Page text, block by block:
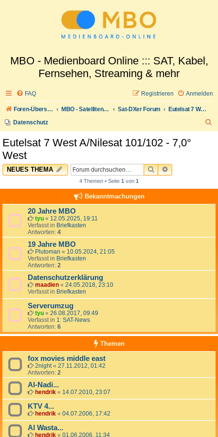
MBO - Medienboard Online ::: SAT, Kabel,
Fernsehen, Streaming & mehr
FAQ Anmelden
Registrieren
Foren-Übersicht MBO - Satellitenwelt Sat-DXer Forum
Eutelsat 7 West A/Nilesat 101/102 - 7,0° West
Datenschutz
Eutelsat 7 West A/Nilesat 101/102 - 7,0°
West
NEUES THEMA SUCHEERWEITERTE
4 Themen • Seite 1 von 1
Bekanntmachungen
20 Jahre MBO
tyu « 12.05.2025, 19:11
Verfasst in Briefkasten
Antworten: 4
19 Jahre MBO
Plutoman « 10.05.2024, 21:05
Verfasst in Briefkasten
Antworten: 2
Datenschutzerklärung
maadien « 24.05.2018, 23:10
Verfasst in Briefkasten
Serverumzug
tyu « 26.08.2017, 09:49
Verfasst in 1: SAT-News
Antworten: 6
Themen
fox movies middle east
2night« 27.11.2012, 01:42
Antworten: 2
Al-Nadi...
hendrik « 14.07.2010, 23:07
KTV 4...
hendrik « 04.07.2006, 17:42
Al Wasta...
hendrik « 01.06.2006, 11:34